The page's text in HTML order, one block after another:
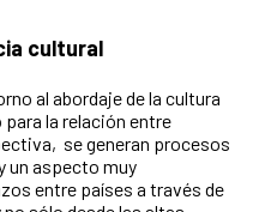
cultural
al abordaje de la cultura
la relación entre
se generan procesos
un aspecto muy
entre países a través de